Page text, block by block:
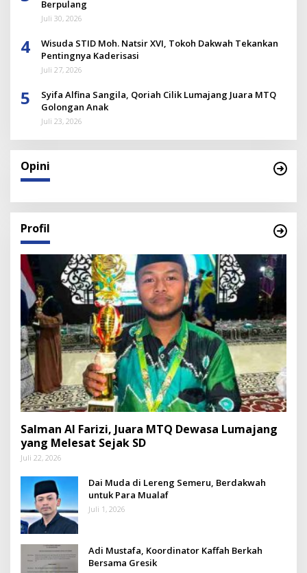
Berpulang
Juli 30, 2026
4
Wisuda STID Moh. Natsir XVI, Tokoh Dakwah Tekankan
Pentingnya Kaderisasi
Juli 27, 2026
5
Syifa Alfina Sangila, Qoriah Cilik Lumajang Juara MTQ
Golongan Anak
Juli 23, 2026
Opini
Profil
Salman Al Farizi, Juara MTQ Dewasa Lumajang
yang Melesat Sejak SD
Juli 22, 2026
Dai Muda di Lereng Semeru, Berdakwah
untuk Para Mualaf
Juli 1, 2026
Adi Mustafa, Koordinator Kaffah Berkah
Bersama Gresik